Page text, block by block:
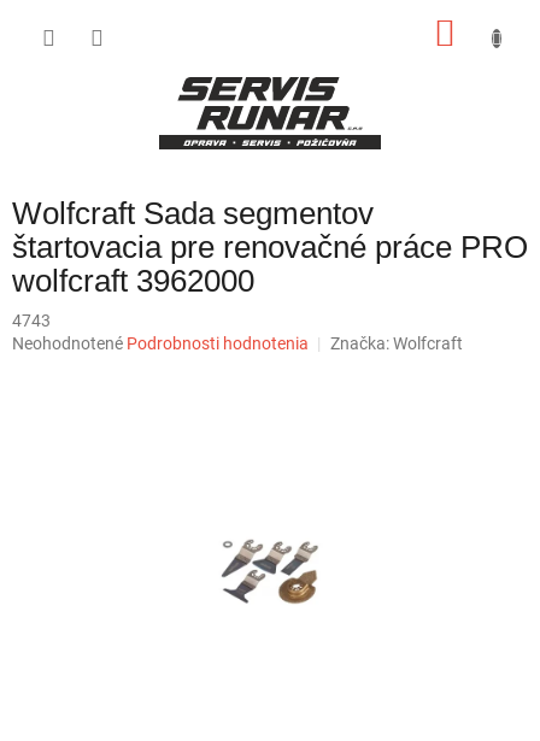
Wolfcraft Sada segmentov
štartovacia pre renovačné práce PRO
wolfcraft 3962000
4743
Priemerné
Neohodnotené Podrobnosti hodnotenia Značka:Wolfcraft